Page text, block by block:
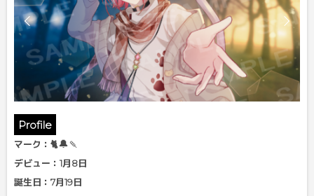
Profile
マーク：🐈🔔🍡
デビュー：1月8日
誕生日：7月19日